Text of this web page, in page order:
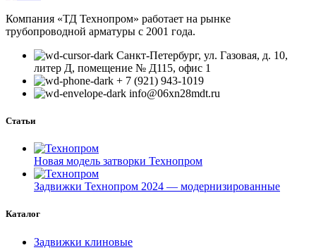
Компания «ТД Технопром» работает на рынке
трубопроводной арматуры с 2001 года.
Санкт-Петербург, ул. Газовая, д. 10,
литер Д, помещение № Д115, офис 1
+ 7 (921) 943-1019
info@06xn28mdt.ru
Статьи
Новая модель затворки Технопром
Задвижки Технопром 2024 — модернизированные
Каталог
Задвижки клиновые